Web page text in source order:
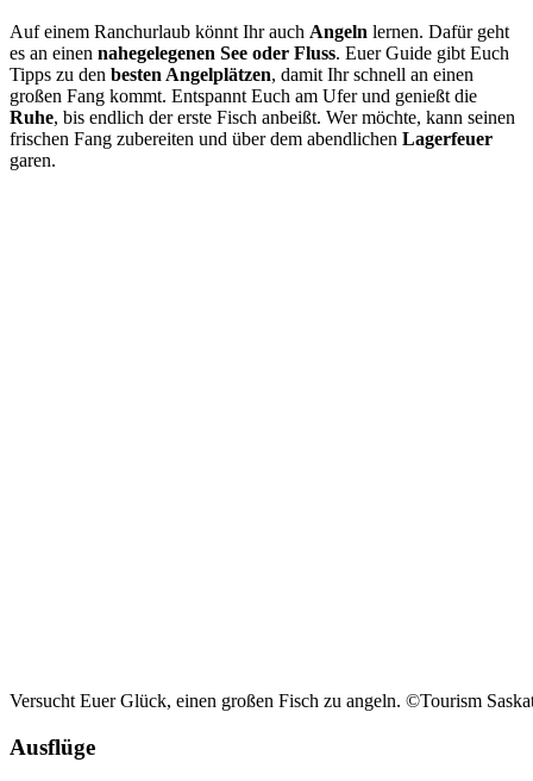
Auf einem Ranchurlaub könnt Ihr auch Angeln lernen. Dafür geht
es an einen nahegelegenen See oder Fluss. Euer Guide gibt Euch
Tipps zu den besten Angelplätzen, damit Ihr schnell an einen
großen Fang kommt. Entspannt Euch am Ufer und genießt die
Ruhe, bis endlich der erste Fisch anbeißt. Wer möchte, kann seinen
frischen Fang zubereiten und über dem abendlichen Lagerfeuer
garen.
Versucht Euer Glück, einen großen Fisch zu angeln. ©Tourism
Ausflüge